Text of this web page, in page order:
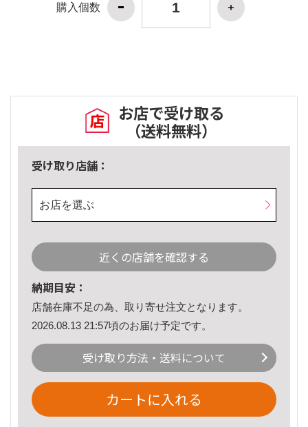
購入個数
お店で受け取る
（送料無料）
受け取り店舗：
お店を選ぶ
近くの店舗を確認する
納期目安：
店舗在庫不足の為、取り寄せ注文となります。
2026.08.13 21:57頃のお届け予定です。
受け取り方法・送料について
カートに入れる